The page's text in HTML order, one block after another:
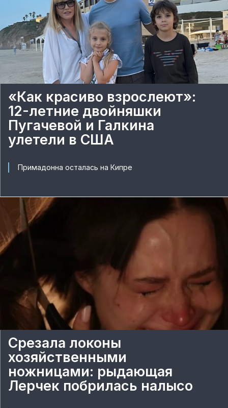
«Как красиво взрослеют»:
12-летние двойняшки
Пугачевой и Галкина
улетели в США
Примадонна осталась на Кипре
Срезала локоны
хозяйственными
ножницами: рыдающая
Лерчек побрилась налысо